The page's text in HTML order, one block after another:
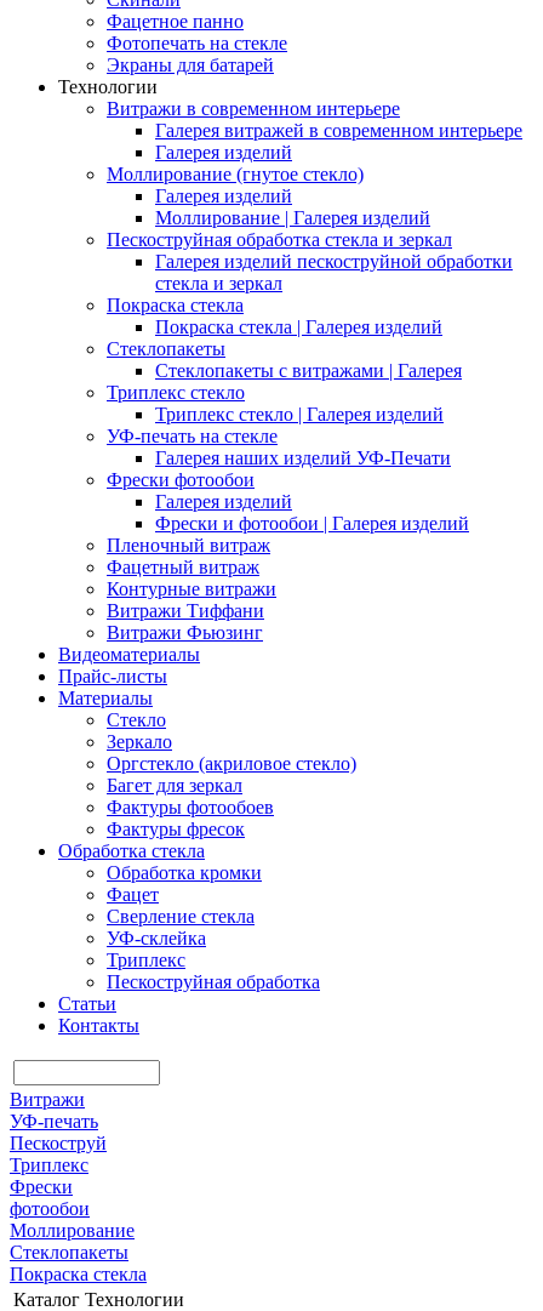
Фацетное панно
Фотопечать на стекле
Экраны для батарей
Технологии
Витражи в современном интерьере
Галерея витражей в современном интерьере
Галерея изделий
Моллирование (гнутое стекло)
Галерея изделий
Моллирование | Галерея изделий
Пескоструйная обработка стекла и зеркал
Галерея изделий пескоструйной обработки
стекла и зеркал
Покраска стекла
Покраска стекла | Галерея изделий
Стеклопакеты
Стеклопакеты с витражами | Галерея
Триплекс стекло
Триплекс стекло | Галерея изделий
УФ-печать на стекле
Галерея наших изделий УФ-Печати
Фрески фотообои
Галерея изделий
Фрески и фотообои | Галерея изделий
Пленочный витраж
Фацетный витраж
Контурные витражи
Витражи Тиффани
Витражи Фьюзинг
Видеоматериалы
Прайс-листы
Материалы
Стекло
Зеркало
Оргстекло (акриловое стекло)
Багет для зеркал
Фактуры фотообоев
Фактуры фресок
Обработка стекла
Обработка кромки
Фацет
Сверление стекла
УФ-склейка
Триплекс
Пескоструйная обработка
Статьи
Контакты
Витражи
УФ-печать
Пескоструй
Триплекс
Фрески
фотообои
Моллирование
Стеклопакеты
Покраска стекла
Каталог Технологии